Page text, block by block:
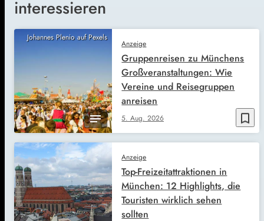
interessieren
Johannes Plenio auf Pexels
bookmark_border
Anzeige
5. Aug. 2026
Gruppenreisen zu Münchens
Großveranstaltungen: Wie
Vereine und Reisegruppen
anreisen
Anzeige
Top-Freizeitattraktionen in
München: 12 Highlights, die
Touristen wirklich sehen
sollten